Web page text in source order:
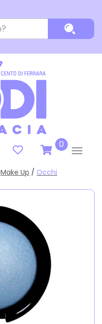
0prodotti
inseriti
Make Up / Occhi